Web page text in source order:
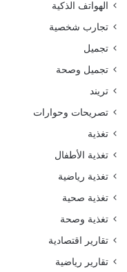
الهواتف الذكية
تجارب شخصية
تجميل
تجميل وصحة
تريند
تصريحات وحوارات
تغذية
تغذية الأطفال
تغذية رياضية
تغذية صحية
تغذية وصحة
تقارير اقتصادية
تقارير رياضية